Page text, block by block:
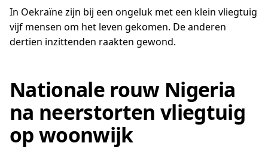
In Oekraïne zijn bij een ongeluk met een klein vliegtuig
vijf mensen om het leven gekomen. De anderen
dertien inzittenden raakten gewond.
Nationale rouw Nigeria
na neerstorten vliegtuig
op woonwijk